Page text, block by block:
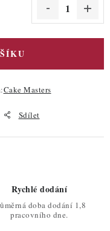
Cake Masters
Sdílet
Rychlé dodání
doba dodání 1,8
pracovního dne.